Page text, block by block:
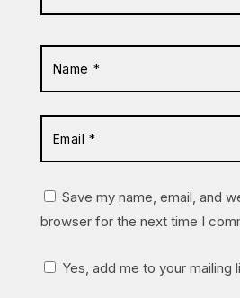
Save my name, email, and
browser for the next time I
Yes, add me to your mailing